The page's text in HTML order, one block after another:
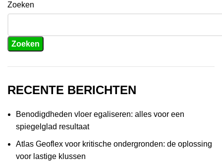
Zoeken
Zoeken
RECENTE BERICHTEN
Benodigdheden vloer egaliseren: alles voor een
spiegelglad resultaat
Atlas Geoflex voor kritische ondergronden: de oplossing
voor lastige klussen